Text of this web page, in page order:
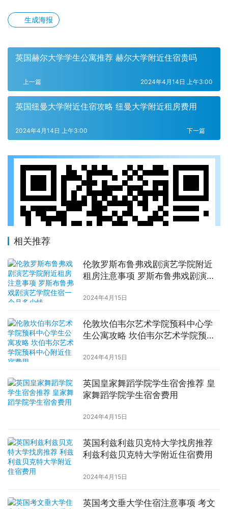
生成海报
英国赫尔大学学生公寓推荐 赫尔大学附近住宿贵吗
上一篇 2024年4月14日 上午3:00
英国纽曼大学附近住宿攻略 纽曼大学附近租房费用
下一篇
2024年4月14日 上午3:00
相关推荐
伦敦罗斯布鲁弗戏剧演艺学院附近
租房注意事项 罗斯布鲁弗戏剧演艺
2024年4月15日
伦敦坎伯韦尔艺术学院预科中心学
生公寓攻略 坎伯韦尔艺术学院预科
2024年4月15日
英国皇家舞蹈学院学生宿舍推荐 皇
家舞蹈学院学生宿舍费用
2024年4月15日
英国利兹利兹贝克特大学找房推荐
利兹利兹贝克特大学附近住宿费用
2024年4月15日
英国考文垂大学住宿注意事项 考文